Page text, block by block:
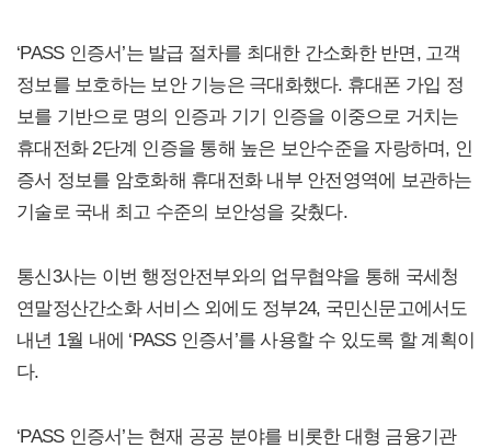
‘PASS 인증서’는 발급 절차를 최대한 간소화한 반면, 고객
정보를 보호하는 보안 기능은 극대화했다. 휴대폰 가입 정
보를 기반으로 명의 인증과 기기 인증을 이중으로 거치는
휴대전화 2단계 인증을 통해 높은 보안수준을 자랑하며, 인
증서 정보를 암호화해 휴대전화 내부 안전영역에 보관하는
기술로 국내 최고 수준의 보안성을 갖췄다.
통신3사는 이번 행정안전부와의 업무협약을 통해 국세청
연말정산간소화 서비스 외에도 정부24, 국민신문고에서도
내년 1월 내에 ‘PASS 인증서’를 사용할 수 있도록 할 계획이
다.
‘PASS 인증서’는 현재 공공 분야를 비롯한 대형 금융기관